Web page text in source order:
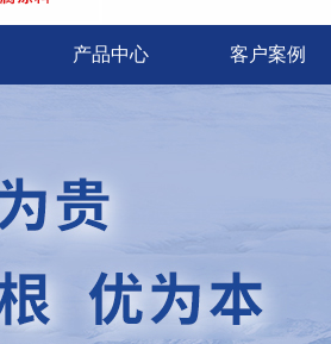
产品中心 客户案例